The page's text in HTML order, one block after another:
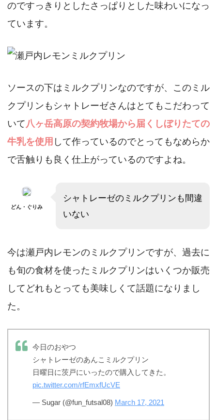
のですっきりとしたさっぱりとした味わいになっ
ています。
ソースの下はミルクプリンなのですが、このミル
クプリンもシャトレーゼさんはとてもこだわって
いて 八ヶ岳高原の契約牧場から届くしぼりたての
牛乳を使用 して作っているのでとってもなめらか
で舌触りも良く仕上がっているのですよね。
どん・ぐりみ
シャトレーゼのミルクプリンも間違
いない
今は瀬戸内レモンのミルクプリンですが、過去に
も旬の食材を使ったミルクプリンはいくつか販売
してどれもとっても美味しくて話題になりまし
た。
今日のおやつ
シャトレーゼのあんこミルクプリン
日曜日に茨戸にいったので購入してきた。
pic.twitter.com/rfEmxfUcVE
— Sugar (@fun_futsal08) March 17, 2021